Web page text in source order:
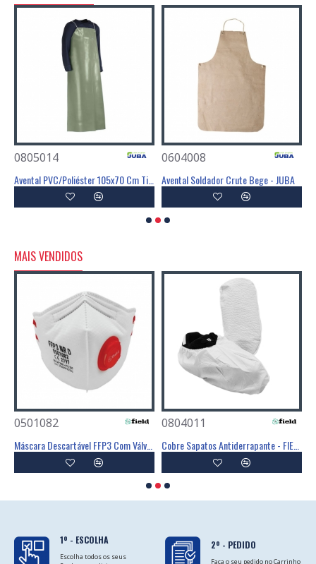
0805014 0604008
Avental Soldador Crute Bege - JUBA
MAIS VENDIDOS
0501082 0804011
1º - ESCOLHA
Escolha todos os seus
2º - PEDIDO
Faça o seu pedido no Carrinho